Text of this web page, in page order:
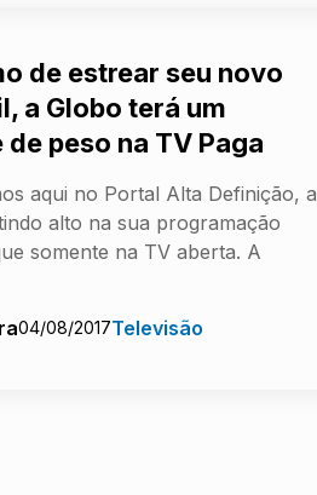
de estrear seu novo
a Globo terá um
peso na TV Paga
aqui no Portal Alta Definição, a
alto na sua programação
somente na TV aberta. A
04/08/2017Televisão